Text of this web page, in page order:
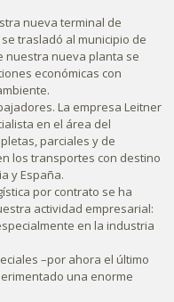
nueva terminal de
trasladó al municipio de
nuestra nueva planta se
económicas con
La empresa Leitner
en el área del
parciales y de
los transportes con destino
y España.
por contrato se ha
actividad empresarial:
en la industria
–por ahora el último
una enorme